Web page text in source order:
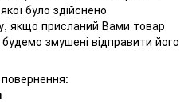
було здійснено
якщо присланий Вами товар
змушені відправити його